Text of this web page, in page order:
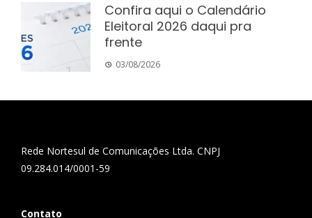
Confira aqui o Calendário
Eleitoral 2026 daqui pra
frente
03/08/2026
Rede Nortesul de Comunicações Ltda. CNPJ
09.284.014/0001-59
Contato